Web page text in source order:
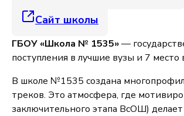
Сайт школы
ГБОУ «Школа № 1535»—
поступления в лучшие вузы и 7
В школе №1535 создана
треков. Это атмосфера, где
заключительного этапа ВсОШ)